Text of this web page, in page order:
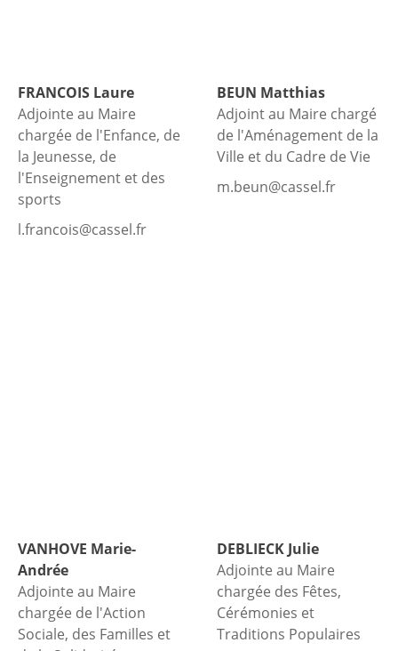
FRANCOIS Laure
Adjointe au Maire
chargée de l'Enfance, de
la Jeunesse, de
l'Enseignement et des
sports
l.francois@cassel.fr
BEUN Matthias
Adjoint au Maire chargé
de l'Aménagement de la
Ville et du Cadre de Vie
m.beun@cassel.fr
VANHOVE Marie-
Andrée
Adjointe au Maire
chargée de l'Action
Sociale, des Familles et
DEBLIECK Julie
Adjointe au Maire
chargée des Fêtes,
Cérémonies et
Traditions Populaires